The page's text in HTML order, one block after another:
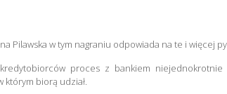
Pilawska w tym nagraniu odpowiada na te i więcej
proces z bankiem
którym biorą udział.